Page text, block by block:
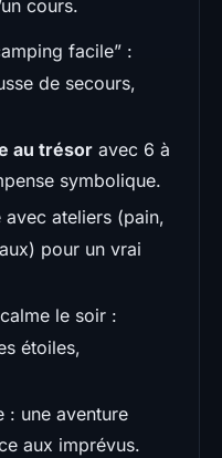
cours.
facile” :
de secours,
au trésor avec 6 à
symbolique.
ateliers (pain,
pour un vrai
le soir :
étoiles,
: une aventure
aux imprévus.